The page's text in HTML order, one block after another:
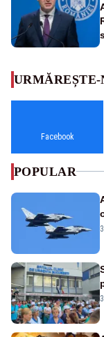
URMĂREȘTE-
Facebook
POPULAR